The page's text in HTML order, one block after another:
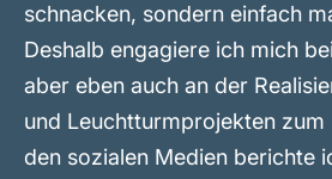
schnacken, sondern einfach
Deshalb engagiere ich mich
aber eben auch an der
und Leuchtturmprojekten zum
den sozialen Medien berichte